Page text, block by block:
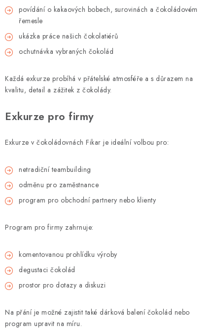
povídání o kakaových bobech, surovinách a čokoládovém
řemesle
ukázka práce našich čokolatiérů
ochutnávka vybraných čokolád
Každá exkurze probíhá v přátelské atmosféře a s důrazem na
kvalitu, detail a zážitek z čokolády.
Exkurze pro firmy
Exkurze v čokoládovnách Fikar je ideální volbou pro:
netradiční teambuilding
odměnu pro zaměstnance
program pro obchodní partnery nebo klienty
Program pro firmy zahrnuje:
komentovanou prohlídku výroby
degustaci čokolád
prostor pro dotazy a diskuzi
Na přání je možné zajistit také dárková balení čokolád nebo
program upravit na míru.